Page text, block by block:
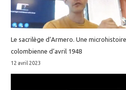
Le sacrilège d’Armero. Une
colombienne d’avril 1948
12 avril 2023